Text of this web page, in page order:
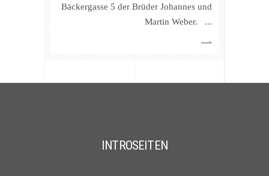
Bäckergasse 5 der Brüder Johannes und
Martin Weber.
INTROSEITEN